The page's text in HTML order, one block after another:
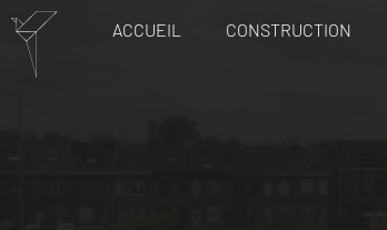
ACCUEIL CONSTRUCTION